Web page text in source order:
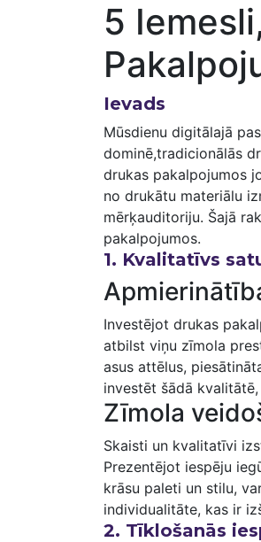
5
Ievads
Mūsdienu‌ digitālajā
dominē,tradicionālās
drukas pakalpojumos
no drukātu materiālu
‌mērķauditoriju. Šajā
pakalpojumos.
1. Kvalitatīvs​
Investējot‍ drukas
atbilst ⁣viņu zīmola
asus attēlus,
investēt šādā
Zīmola
Skaisti ⁢un kvalitatīvi
Prezentējot​ iespēju
krāsu paleti un stilu,
individualitāte, kas ir
2.⁣ Tīklošanās